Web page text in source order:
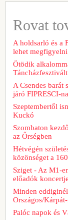
Rovat
A holdsarló és a
lehet
Ötödik
A Csendes barát
járó FIPRESCI-
Szeptembertől
Kuckó
Szombaton
az Őrségben
Hétvégén
közönséget a
Sziget - Az M1-
előadók
Minden
Országos/
Palóc napok és